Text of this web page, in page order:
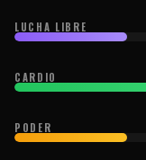
LUCHA LIBRE
CARDIO
PODER